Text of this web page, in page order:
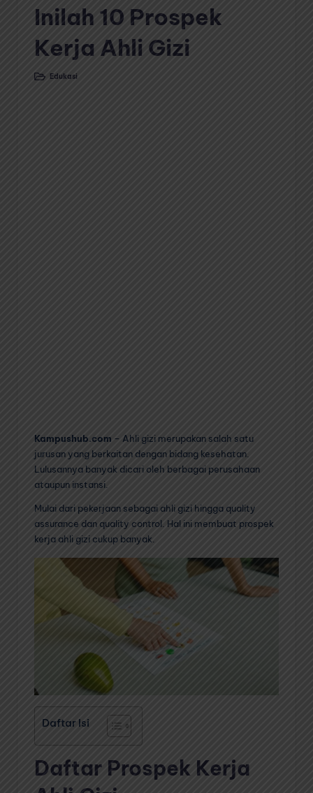
Inilah 10 Prospek
Kerja Ahli Gizi
PostedEdukasi
Kampushub.com – Ahli gizi merupakan salah satu
jurusan yang berkaitan dengan bidang kesehatan.
Lulusannya banyak dicari oleh berbagai perusahaan
ataupun instansi.
Mulai dari pekerjaan sebagai ahli gizi hingga quality
assurance dan quality control. Hal ini membuat prospek
kerja ahli gizi cukup banyak.
Daftar Isi
Daftar Prospek Kerja